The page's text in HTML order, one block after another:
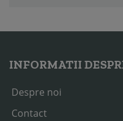
INFORMATII
Despre noi
Contact